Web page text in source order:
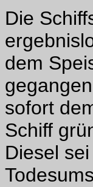
Die
dem
sofort
Schiff
Diesel